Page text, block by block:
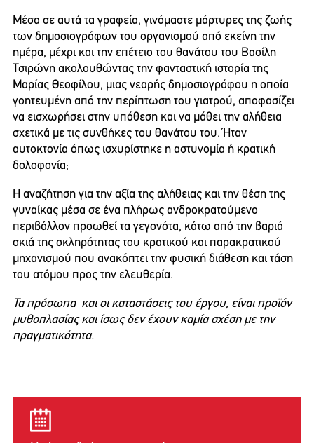
Μέσα σε αυτά τα γραφεία, γινόμαστε μάρτυρες της ζωής
των δημοσιογράφων του οργανισμού από εκείνη την
ημέρα, μέχρι και την επέτειο του θανάτου του Βασίλη
Τσιρώνη ακολουθώντας την φανταστική ιστορία της
Μαρίας Θεοφίλου, μιας νεαρής δημοσιογράφου η οποία
γοητευμένη από την περίπτωση του γιατρού, αποφασίζει
να εισχωρήσει στην υπόθεση και να μάθει την αλήθεια
σχετικά με τις συνθήκες του θανάτου του. Ήταν
αυτοκτονία όπως ισχυρίστηκε η αστυνομία ή κρατική
δολοφονία;
Η αναζήτηση για την αξία της αλήθειας και την θέση της
γυναίκας μέσα σε ένα πλήρως ανδροκρατούμενο
περιβάλλον προωθεί τα γεγονότα, κάτω από την βαριά
σκιά της σκληρότητας του κρατικού και παρακρατικού
μηχανισμού που ανακόπτει την φυσική διάθεση και τάση
του ατόμου προς την ελευθερία.
Τα πρόσωπα και οι καταστάσεις του έργου, είναι προϊόν
μυθοπλασίας και ίσως δεν έχουν καμία σχέση με την
πραγματικότητα.